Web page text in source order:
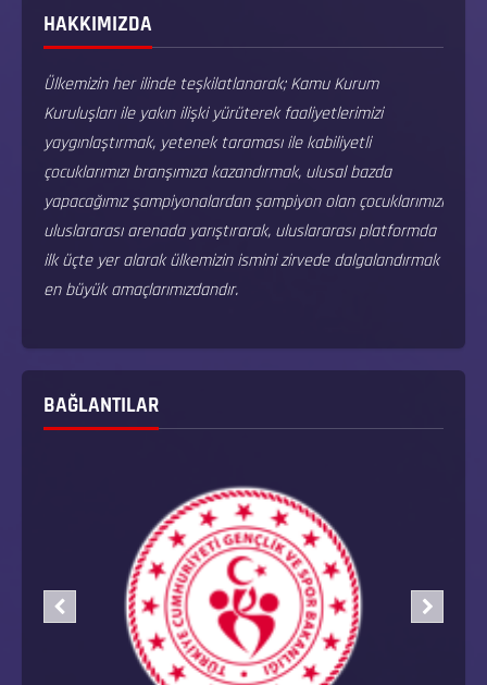
HAKKIMIZDA
Ülkemizin her ilinde teşkilatlanarak; Kamu Kurum
Kuruluşları ile yakın ilişki yürüterek faaliyetlerimizi
yaygınlaştırmak, yetenek taraması ile kabiliyetli
çocuklarımızı branşımıza kazandırmak, ulusal bazda
yapacağımız şampiyonalardan şampiyon olan çocuklarımızı
uluslararası arenada yarıştırarak, uluslararası platformda
ilk üçte yer alarak ülkemizin ismini zirvede dalgalandırmak
en büyük amaçlarımızdandır.
BAĞLANTILAR